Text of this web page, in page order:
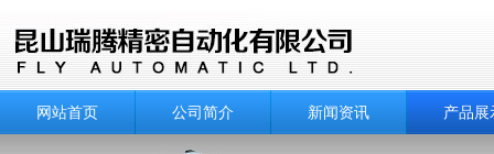
网站首页 公司简介 新闻资讯 产品展